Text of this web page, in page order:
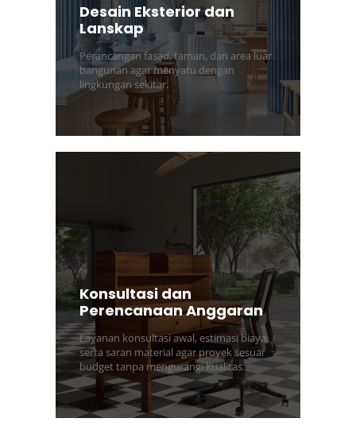
Desain Eksterior dan
Lanskap
Perancangan fasad, taman, dan area luar
bangunan agar menyatu dengan
lingkungan sekitar.
Konsultasi dan
Perencanaan Anggaran
Layanan konsultasi awal, estimasi biaya,
serta saran material agar proyek sesuai
budget tanpa mengurangi kualitas.